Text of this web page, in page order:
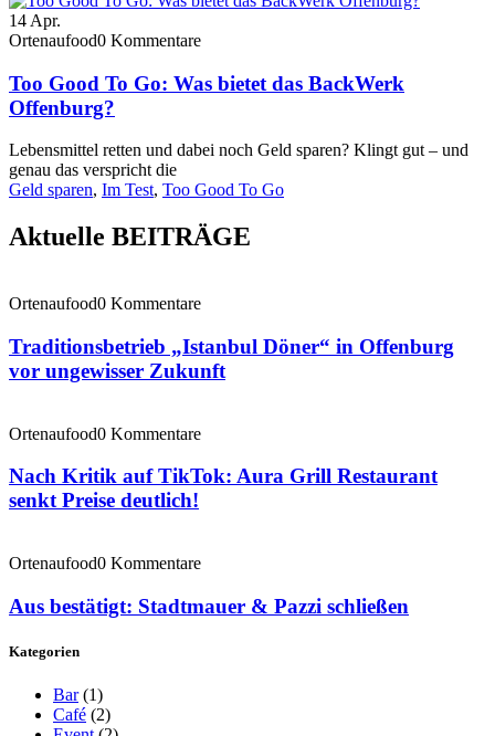
14 Apr.
Ortenaufood0 Kommentare
Too Good To Go: Was bietet das BackWerk
Offenburg?
Lebensmittel retten und dabei noch Geld sparen? Klingt gut – und
genau das verspricht die
Geld sparen, Im Test, Too Good To Go
Aktuelle BEITRÄGE
Ortenaufood0 Kommentare
Traditionsbetrieb „Istanbul Döner“ in Offenburg
vor ungewisser Zukunft
Ortenaufood0 Kommentare
Nach Kritik auf TikTok: Aura Grill Restaurant
senkt Preise deutlich!
Ortenaufood0 Kommentare
Aus bestätigt: Stadtmauer & Pazzi schließen
Kategorien
Bar (1)
Café (2)